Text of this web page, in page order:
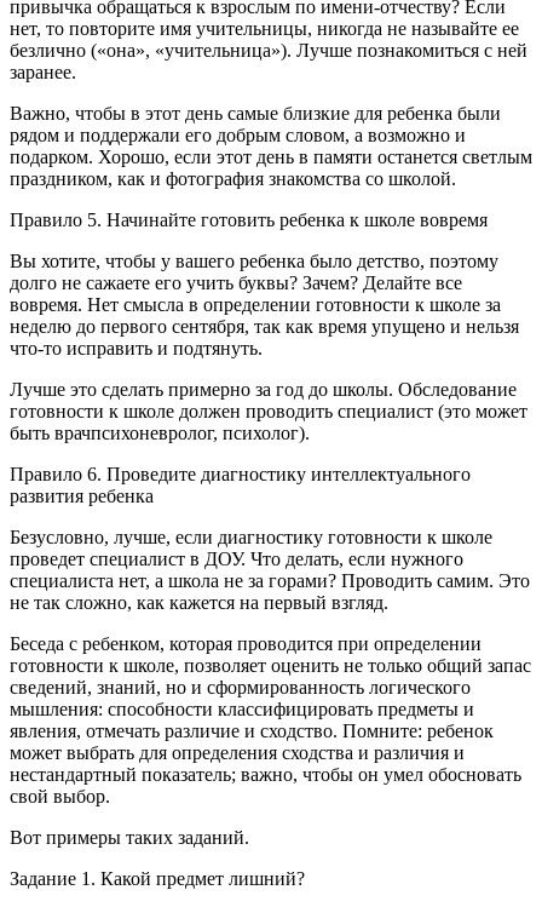
привычка обращаться к взрослым по имени-отчеству? Если
нет, то повторите имя учительницы, никогда не называйте ее
безлично («она», «учительница»). Лучше познакомиться с ней
заранее.
Важно, чтобы в этот день самые близкие для ребенка были
рядом и поддержали его добрым словом, а возможно и
подарком. Хорошо, если этот день в памяти останется светлым
праздником, как и фотография знакомства со школой.
Правило 5. Начинайте готовить ребенка к школе вовремя
Вы хотите, чтобы у вашего ребенка было детство, поэтому
долго не сажаете его учить буквы? Зачем? Делайте все
вовремя. Нет смысла в определении готовности к школе за
неделю до первого сентября, так как время упущено и нельзя
что-то исправить и подтянуть.
Лучше это сделать примерно за год до школы. Обследование
готовности к школе должен проводить специалист (это может
быть врачпсихоневролог, психолог).
Правило 6. Проведите диагностику интеллектуального
развития ребенка
Безусловно, лучше, если диагностику готовности к школе
проведет специалист в ДОУ. Что делать, если нужного
специалиста нет, а школа не за горами? Проводить самим. Это
не так сложно, как кажется на первый взгляд.
Беседа с ребенком, которая проводится при определении
готовности к школе, позволяет оценить не только общий запас
сведений, знаний, но и сформированность логического
мышления: способности классифицировать предметы и
явления, отмечать различие и сходство. Помните: ребенок
может выбрать для определения сходства и различия и
нестандартный показатель; важно, чтобы он умел обосновать
свой выбор.
Вот примеры таких заданий.
Задание 1. Какой предмет лишний?